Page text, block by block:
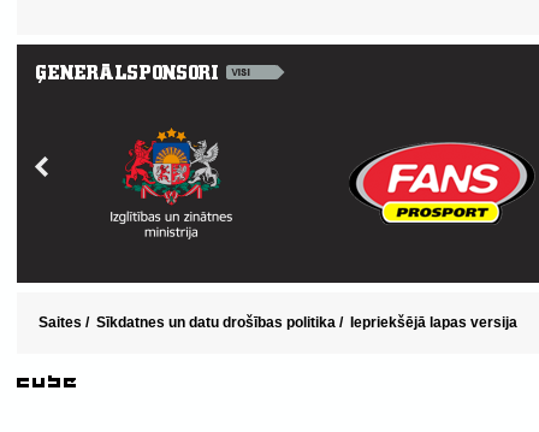
Saites / Sīkdatnes un datu drošības politika / Iepriekšējā lapas versija